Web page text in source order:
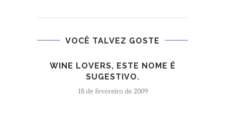
VOCÊ TALVEZ GOSTE
WINE LOVERS, ESTE NOME É
SUGESTIVO.
18 de fevereiro de 2009